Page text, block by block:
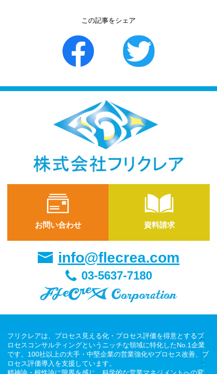
この記事をシェア
お問い合わせ 資料請求
info@flecrea.com
03-5637-7180
フリクレアは、プロセス見える化・プロセス評価を得意とするプ
ロセスコンサルティングというニッチな領域に特化したNo.1企業
です。100社以上の大手・中堅企業の営業強化やプロセス改善、プ
ロセス評価導入を支援しています。